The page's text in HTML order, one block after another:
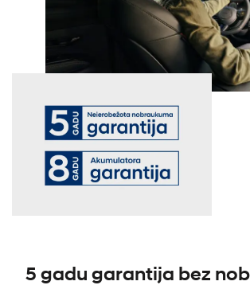
5 gadu garantija bez